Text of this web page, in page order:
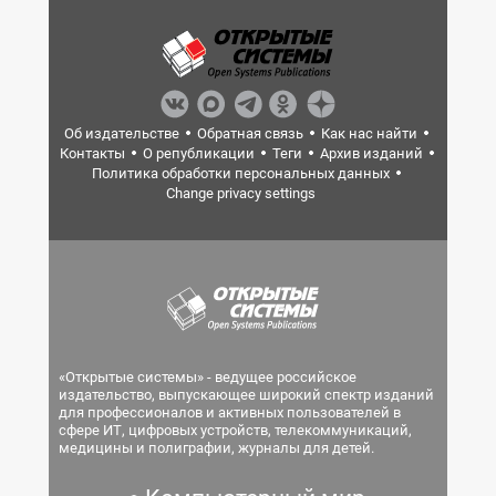
Об издательстве Обратная связь
Как нас найти
Контакты
О републикации Теги
Архив изданий
Политика обработки персональных данных
Change privacy settings
«Открытые системы» - ведущее российское
издательство, выпускающее широкий спектр изданий
для профессионалов и активных пользователей в
сфере ИТ, цифровых устройств, телекоммуникаций,
медицины и полиграфии, журналы для детей.